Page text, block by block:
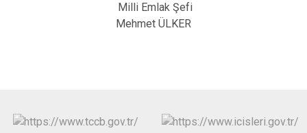
Milli Emlak Şefi
Mehmet ÜLKER